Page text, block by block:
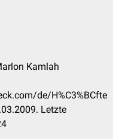
Kamlah
de/H%C3%BCfte
Letzte